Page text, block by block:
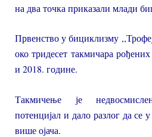
на два точка приказали млади
Првенство у бициклизму
око тридесет такмичара
и 2018. године.
Такмичење је
потенцијал и дало разлог да се
више ојача.